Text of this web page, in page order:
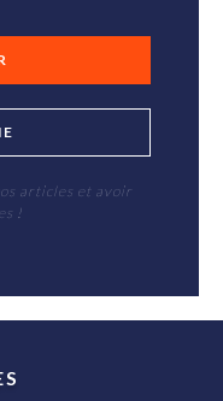
articles et avoir
!